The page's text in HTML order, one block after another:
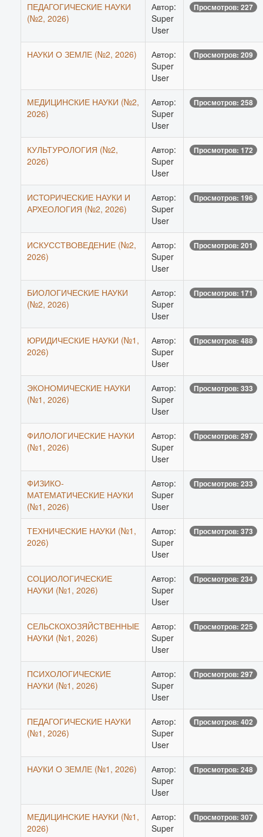
ПЕДАГОГИЧЕСКИЕ НАУКИ
(№2, 2026)
Автор:
Super
User
Просмотров: 227
НАУКИ О ЗЕМЛЕ (№2, 2026)
Автор:
Super
User
Просмотров: 209
МЕДИЦИНСКИЕ НАУКИ (№2,
2026)
Автор:
Super
User
Просмотров: 258
КУЛЬТУРОЛОГИЯ (№2,
2026)
Автор:
Super
User
Просмотров: 172
ИСТОРИЧЕСКИЕ НАУКИ И
АРХЕОЛОГИЯ (№2, 2026)
Автор:
Super
User
Просмотров: 196
ИСКУССТВОВЕДЕНИЕ (№2,
2026)
Автор:
Super
User
Просмотров: 201
БИОЛОГИЧЕСКИЕ НАУКИ
(№2, 2026)
Автор:
Super
User
Просмотров: 171
ЮРИДИЧЕСКИЕ НАУКИ (№1,
2026)
Автор:
Super
User
Просмотров: 488
ЭКОНОМИЧЕСКИЕ НАУКИ
(№1, 2026)
Автор:
Super
User
Просмотров: 333
ФИЛОЛОГИЧЕСКИЕ НАУКИ
(№1, 2026)
Автор:
Super
User
Просмотров: 297
ФИЗИКО-
МАТЕМАТИЧЕСКИЕ НАУКИ
(№1, 2026)
Автор:
Super
User
Просмотров: 233
ТЕХНИЧЕСКИЕ НАУКИ (№1,
2026)
Автор:
Super
User
Просмотров: 373
СОЦИОЛОГИЧЕСКИЕ
НАУКИ (№1, 2026)
Автор:
Super
User
Просмотров: 234
СЕЛЬСКОХОЗЯЙСТВЕННЫЕ
НАУКИ (№1, 2026)
Автор:
Super
User
Просмотров: 225
ПСИХОЛОГИЧЕСКИЕ
НАУКИ (№1, 2026)
Автор:
Super
User
Просмотров: 297
ПЕДАГОГИЧЕСКИЕ НАУКИ
(№1, 2026)
Автор:
Super
User
Просмотров: 402
НАУКИ О ЗЕМЛЕ (№1, 2026)
Автор:
Super
User
Просмотров: 248
МЕДИЦИНСКИЕ НАУКИ (№1,
2026)
Автор:
Super
Просмотров: 307